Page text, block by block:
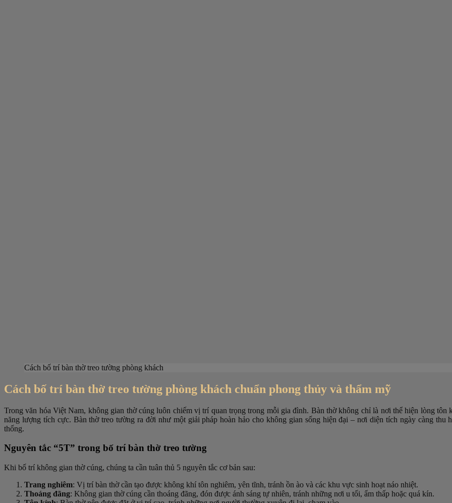
Cách bố trí bàn thờ treo tường phòng khách
Cách bố trí bàn thờ treo tường phòng khách chuẩn phong thủy và thẩm mỹ
Trong văn hóa Việt Nam, không gian thờ cúng luôn chiếm vị trí quan trọng trong mỗi gia đình. Bàn thờ không chỉ là nơi thể hiện lòng
năng lượng tích cực. Bàn thờ treo tường ra đời như một giải pháp hoàn hảo cho không gian sống hiện đại – nơi diện tích ngày càng thu
thống.
Nguyên tắc “5T” trong bố trí bàn thờ treo tường
Khi bố trí không gian thờ cúng, chúng ta cần tuân thủ 5 nguyên tắc cơ bản sau:
Trang nghiêm: Vị trí bàn thờ cần tạo được không khí tôn nghiêm, yên tĩnh, tránh ồn ào và các khu vực sinh hoạt náo nhiệt.
Thoáng đãng: Không gian thờ cúng cần thoáng đãng, đón được ánh sáng tự nhiên, tránh những nơi u tối, ẩm thấp hoặc quá kín.